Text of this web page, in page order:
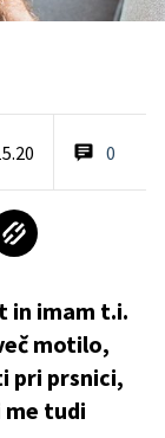
0
in imam t.i.
motilo,
pri prsnici,
me tudi